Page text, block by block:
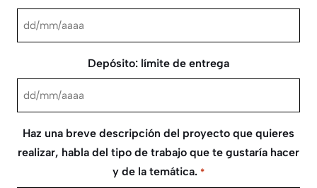
barra
AAAA
DD
barra
AAAA
Depósito: límite de entrega
DD
MM
barra
Haz una breve descripción del proyecto que quieres
realizar, habla del tipo de trabajo que te gustaría hacer
y de la temática. *